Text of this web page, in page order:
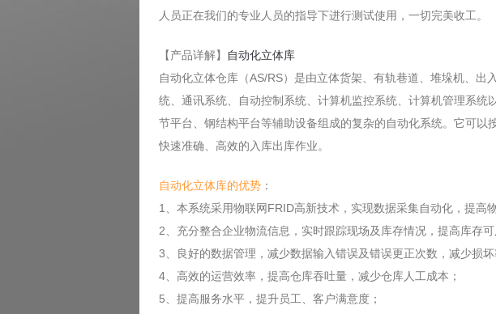
人员正在我们的专业人员的指导下进行测试使用，一切完美收工。
【产品详解】
自动化立体库
自动化立体仓库（AS/RS）是由立体货架、有轨巷道、堆垛机、出
统、通讯系统、自动控制系统、计算机监控系统、计算机管理系统
节平台、钢结构平台等辅助设备组成的复杂的自动化系统。它可以
快速准确、高效的入库出库作业。
自动化立体库的优势 ：
1、本系统采用物联网FRID高新技术，实现数据采集自动化，提高
2、充分整合企业物流信息，实时跟踪现场及库存情况，提高库存可
3、良好的数据管理，减少数据输入错误及错误更正次数，减少损坏
4、高效的运营效率，提高仓库吞吐量，减少仓库人工成本；
5、提高服务水平，提升员工、客户满意度；